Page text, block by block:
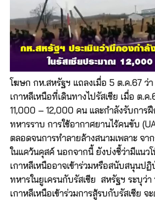
โฆษก กห.สหรัฐฯ แถลงเมื่อ 5 ต.ค.67 ว่
เกาหลีเหนือที่เดินทางไปรัสเซีย เมื่อ ต.
11,000 – 12,000 คน และกำลังรับการ
ทหารราบ การใช้อากาศยานไร้คนขับ
ตลอดจนการทำลายล้างสนามเพลาะ จา
ในแคว้นคุสค์ นอกจากนี้ ยังบ่งชี้ว่ามีแนว
เกาหลีเหนืออาจเข้าร่วมหรือสนับสนุนป
ทหารในยูเครนกับรัสเซีย สหรัฐฯ ระบุว่า
เกาหลีเหนือเข้าร่วมการสู้รบกับรัสเซีย จ